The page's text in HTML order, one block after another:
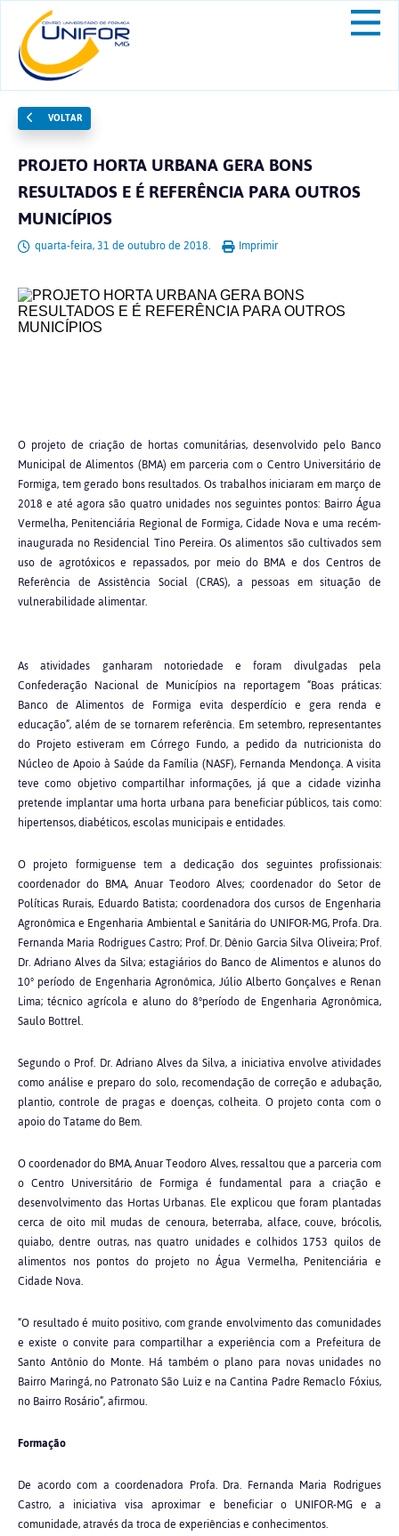
VOLTAR
PROJETO HORTA URBANA GERA BONS
RESULTADOS E É REFERÊNCIA PARA OUTROS
MUNICÍPIOS
quarta-feira, 31 de outubro de 2018. Imprimir
O projeto de criação de hortas comunitárias, desenvolvido pelo Banco
Municipal de Alimentos (BMA) em parceria com o Centro Universitário de
Formiga, tem gerado bons resultados. Os trabalhos iniciaram em março de
2018 e até agora são quatro unidades nos seguintes pontos: Bairro Água
Vermelha, Penitenciária Regional de Formiga, Cidade Nova e uma recém-
inaugurada no Residencial Tino Pereira. Os alimentos são cultivados sem
uso de agrotóxicos e repassados, por meio do BMA e dos Centros de
Referência de Assistência Social (CRAS), a pessoas em situação de
vulnerabilidade alimentar.
As atividades ganharam notoriedade e foram divulgadas pela
Confederação Nacional de Municípios na reportagem “Boas práticas:
Banco de Alimentos de Formiga evita desperdício e gera renda e
educação”, além de se tornarem referência. Em setembro, representantes
do Projeto estiveram em Córrego Fundo, a pedido da nutricionista do
Núcleo de Apoio à Saúde da Família (NASF), Fernanda Mendonça. A visita
teve como objetivo compartilhar informações, já que a cidade vizinha
pretende implantar uma horta urbana para beneficiar públicos, tais como:
hipertensos, diabéticos, escolas municipais e entidades.
O projeto formiguense tem a dedicação dos seguintes profissionais:
coordenador do BMA, Anuar Teodoro Alves; coordenador do Setor de
Políticas Rurais, Eduardo Batista; coordenadora dos cursos de Engenharia
Agronômica e Engenharia Ambiental e Sanitária do UNIFOR-MG, Profa. Dra.
Fernanda Maria Rodrigues Castro; Prof. Dr. Dênio Garcia Silva Oliveira; Prof.
Dr. Adriano Alves da Silva; estagiários do Banco de Alimentos e alunos do
10° período de Engenharia Agronômica, Júlio Alberto Gonçalves e Renan
Lima; técnico agrícola e aluno do 8°período de Engenharia Agronômica,
Saulo Bottrel.
Segundo o Prof. Dr. Adriano Alves da Silva, a iniciativa envolve atividades
como análise e preparo do solo, recomendação de correção e adubação,
plantio, controle de pragas e doenças, colheita. O projeto conta com o
apoio do Tatame do Bem.
O coordenador do BMA, Anuar Teodoro Alves, ressaltou que a parceria com
o Centro Universitário de Formiga é fundamental para a criação e
desenvolvimento das Hortas Urbanas. Ele explicou que foram plantadas
cerca de oito mil mudas de cenoura, beterraba, alface, couve, brócolis,
quiabo, dentre outras, nas quatro unidades e colhidos 1753 quilos de
alimentos nos pontos do projeto no Água Vermelha, Penitenciária e
Cidade Nova.
“O resultado é muito positivo, com grande envolvimento das comunidades
e existe o convite para compartilhar a experiência com a Prefeitura de
Santo Antônio do Monte. Há também o plano para novas unidades no
Bairro Maringá, no Patronato São Luiz e na Cantina Padre Remaclo Fóxius,
no Bairro Rosário”, afirmou.
Formação
De acordo com a coordenadora Profa. Dra. Fernanda Maria Rodrigues
Castro, a iniciativa visa aproximar e beneficiar o UNIFOR-MG e a
comunidade, através da troca de experiências e conhecimentos.